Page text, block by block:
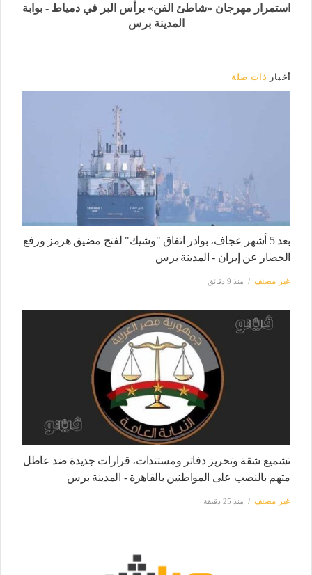
استمرار مهرجان «شاطئ الفن» برأس البر في دمياط - بوابة
المدينة برس
أخبار ذات صلة
بعد 5 أشهر عجاف، بوادر اتفاق "وشيك" لفتح مضيق هرمز ورفع
الحصار عن إيران - المدينة برس
غير مصنف منذ 9 دقائق
تشميع شقة وتحريز دفاتر ومستندات، قرارات جديدة ضد عاطل
متهم بالنصب على المواطنين بالقاهرة - المدينة برس
غير مصنف منذ 25 دقيقة